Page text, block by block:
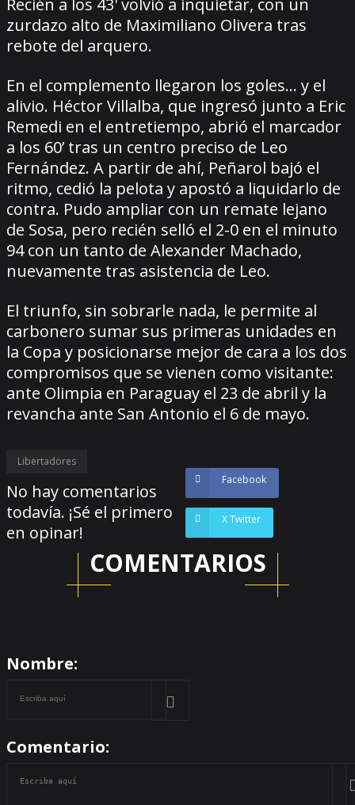
Recién a los 43' volvió a inquietar, con un
zurdazo alto de Maximiliano Olivera tras
rebote del arquero.
En el complemento llegaron los goles... y el
alivio. Héctor Villalba, que ingresó junto a Eric
Remedi en el entretiempo, abrió el marcador
a los 60’ tras un centro preciso de Leo
Fernández. A partir de ahí, Peñarol bajó el
ritmo, cedió la pelota y apostó a liquidarlo de
contra. Pudo ampliar con un remate lejano
de Sosa, pero recién selló el 2-0 en el minuto
94 con un tanto de Alexander Machado,
nuevamente tras asistencia de Leo.
El triunfo, sin sobrarle nada, le permite al
carbonero sumar sus primeras unidades en
la Copa y posicionarse mejor de cara a los dos
compromisos que se vienen como visitante:
ante Olimpia en Paraguay el 23 de abril y la
revancha ante San Antonio el 6 de mayo.
Libertadores
Facebook
X Twitter
COMENTARIOS
Nombre:
Comentario:
No hay comentarios
todavía. ¡Sé el primero
en opinar!